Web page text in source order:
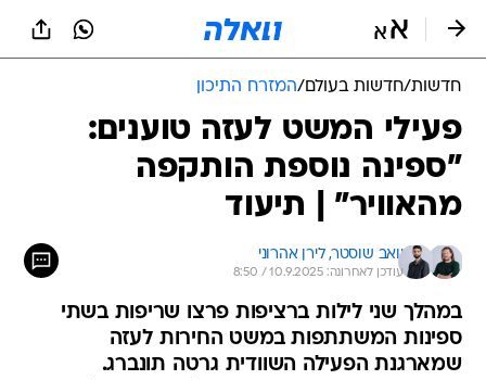
חדשות/חדשות בעולם/המזרח התיכון
פעילי המשט לעזה טוענים:
"ספינה נוספת הותקפה
מהאוויר" | תיעוד
יואב שוסטר, לירן אהרוני
עודכן לאחרונה: 10.9.2025 / 8:50
במהלך שני לילות ברציפות פרצו שריפות בשתי
ספינות המשתתפות במשט החירות לעזה
שמארגנת הפעילה השוודית גרטה תונברג.